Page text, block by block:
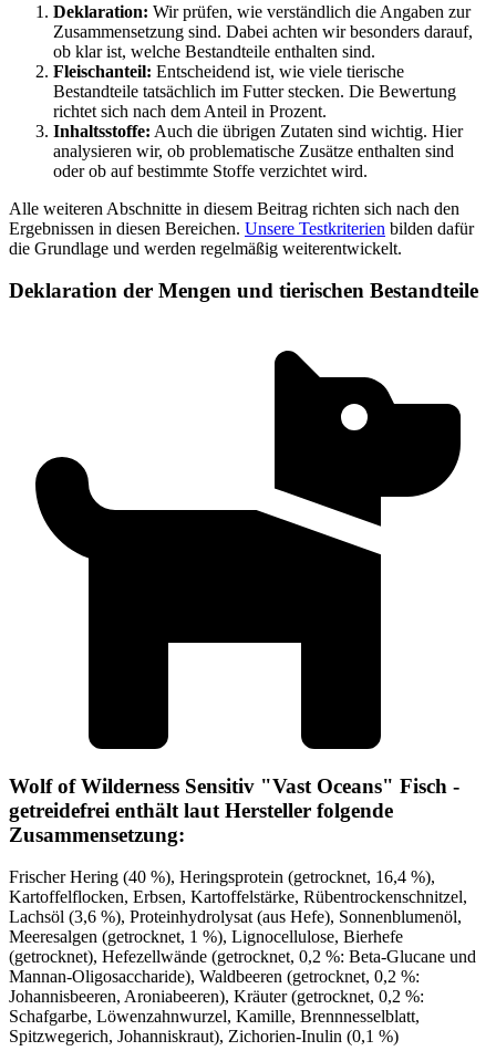
Deklaration: Wir prüfen, wie verständlich die Angaben zur
Zusammensetzung sind. Dabei achten wir besonders darauf,
ob klar ist, welche Bestandteile enthalten sind.
Fleischanteil: Entscheidend ist, wie viele tierische
Bestandteile tatsächlich im Futter stecken. Die Bewertung
richtet sich nach dem Anteil in Prozent.
Inhaltsstoffe: Auch die übrigen Zutaten sind wichtig. Hier
analysieren wir, ob problematische Zusätze enthalten sind
oder ob auf bestimmte Stoffe verzichtet wird.
Alle weiteren Abschnitte in diesem Beitrag richten sich nach den
Ergebnissen in diesen Bereichen. Unsere Testkriterien bilden dafür
die Grundlage und werden regelmäßig weiterentwickelt.
Deklaration der Mengen und tierischen Bestandteile
Wolf of Wilderness Sensitiv "Vast Oceans" Fisch -
getreidefrei enthält laut Hersteller folgende
Zusammensetzung:
Frischer Hering (40 %), Heringsprotein (getrocknet, 16,4 %),
Kartoffelflocken, Erbsen, Kartoffelstärke, Rübentrockenschnitzel,
Lachsöl (3,6 %), Proteinhydrolysat (aus Hefe), Sonnenblumenöl,
Meeresalgen (getrocknet, 1 %), Lignocellulose, Bierhefe
(getrocknet), Hefezellwände (getrocknet, 0,2 %: Beta-Glucane und
Mannan-Oligosaccharide), Waldbeeren (getrocknet, 0,2 %:
Johannisbeeren, Aroniabeeren), Kräuter (getrocknet, 0,2 %:
Schafgarbe, Löwenzahnwurzel, Kamille, Brennnesselblatt,
Spitzwegerich, Johanniskraut), Zichorien-Inulin (0,1 %)